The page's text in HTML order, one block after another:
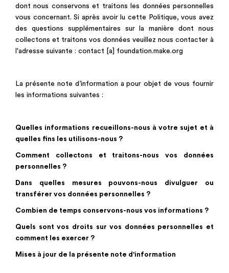
dont nous conservons et traitons les données personnelles
vous concernant. Si après avoir lu cette Politique, vous avez
des questions supplémentaires sur la manière dont nous
collectons et traitons vos données veuillez nous contacter à
l'adresse suivante : contact [a] foundation.make.org
La présente note d’information a pour objet de vous fournir
les informations suivantes :
Quelles informations recueillons-nous à votre sujet et à
quelles fins les utilisons-nous ?
Comment collectons et traitons-nous vos données
personnelles ?
Dans quelles mesures pouvons-nous divulguer ou
transférer vos données personnelles ?
Combien de temps conservons-nous vos informations ?
Quels sont vos droits sur vos données personnelles et
comment les exercer ?
Mises à jour de la présente note d'information